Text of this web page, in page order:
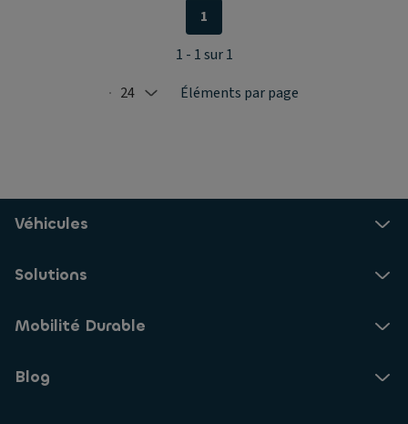
Selected: 24
24 Éléments par page
1
1 - 1 sur 1
Véhicules
Solutions
Mobilité Durable
Blog